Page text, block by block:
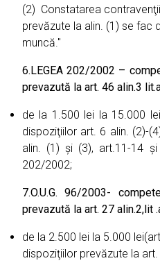
(2) Constatarea
prevăzute la alin. (1) se fac
muncă."
6.LEGEA 202/2002 –
prevazută la art. 46 alin.3
de la 1.500 lei la 15.000
dispoziţiilor art. 6 alin. (2)-
alin. (1) şi (3), art.11-14
202/2002;
7.O.U.G. 96/2003-
prevazută la art. 27 alin.2,lit
de la 2.500 lei la 5.000
dispoziţiilor prevăzute la